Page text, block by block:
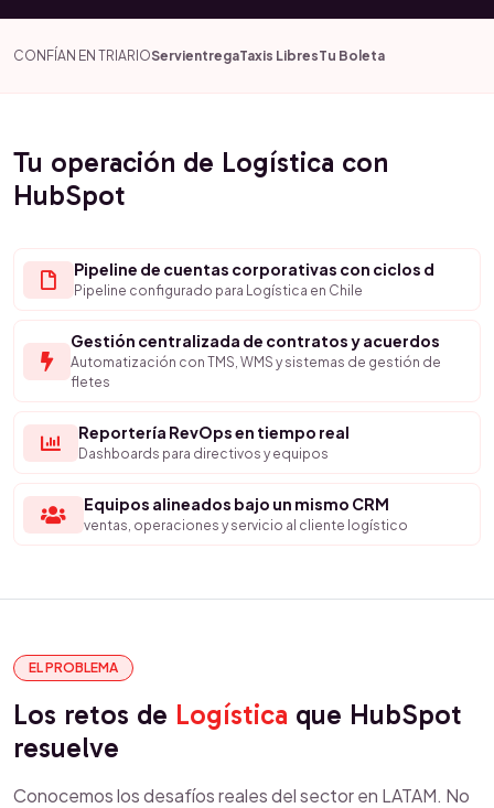
CONFÍAN EN TRIARIOServientregaTaxis LibresTu Boleta
Tu operación de Logística con
HubSpot
Pipeline de cuentas corporativas con ciclos d
Pipeline configurado para Logística en Chile
Gestión centralizada de contratos y acuerdos
Automatización con TMS, WMS y sistemas de gestión de
fletes
Reportería RevOps en tiempo real
Dashboards para directivos y equipos
Equipos alineados bajo un mismo CRM
ventas, operaciones y servicio al cliente logístico
EL PROBLEMA
Los retos de Logística que HubSpot
resuelve
Conocemos los desafíos reales del sector en LATAM. No